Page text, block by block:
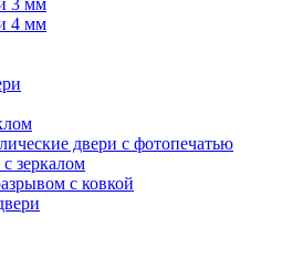
3 мм
4 мм
двери с фотопечатью
зеркалом
с ковкой